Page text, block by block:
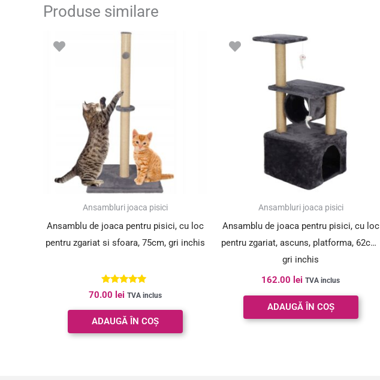
Produse similare
Ansambluri joaca pisici
Ansamblu de joaca pentru pisici, cu loc
pentru zgariat si sfoara, 75cm, gri inchis
Evaluat la
5.00
din 5
70.00 lei TVA inclus
ADAUGĂ ÎN COȘ
Ansambluri joaca pisici
Ansamblu de joaca pentru pisici, cu loc
pentru zgariat, ascuns, platforma, 62cm,
gri inchis
162.00 lei TVA inclus
ADAUGĂ ÎN COȘ